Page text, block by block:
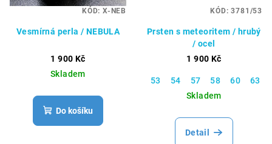
Vesmírná perla / NEBULA
1 900 Kč
Skladem
Do košíku
KÓD: X-NEB
Prsten s meteoritem / hrubý
/ ocel
1 900 Kč
53 54 57 58 60 63
Skladem
Detail
KÓD:3781/53